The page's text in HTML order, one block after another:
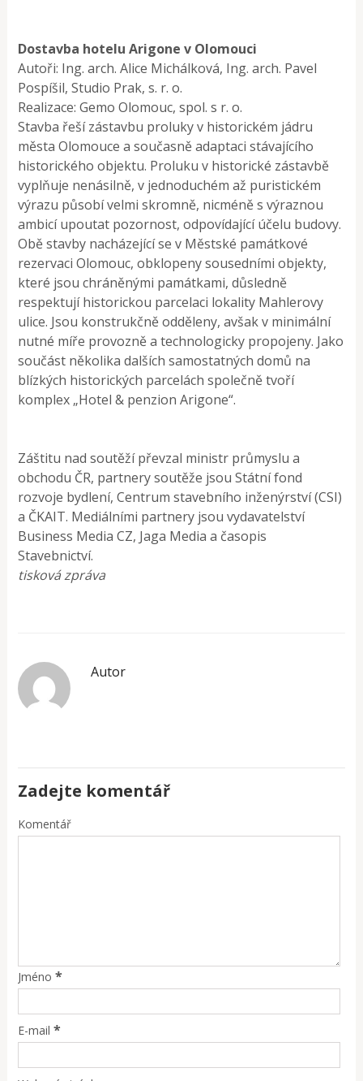
Dostavba hotelu Arigone v Olomouci
Autoři: Ing. arch. Alice Michálková, Ing. arch. Pavel
Pospíšil, Studio Prak, s. r. o.
Realizace: Gemo Olomouc, spol. s r. o.
Stavba řeší zástavbu proluky v historickém jádru
města Olomouce a současně adaptaci stávajícího
historického objektu. Proluku v historické zástavbě
vyplňuje nenásilně, v jednoduchém až puristickém
výrazu působí velmi skromně, nicméně s výraznou
ambicí upoutat pozornost, odpovídající účelu budovy.
Obě stavby nacházející se v Městské památkové
rezervaci Olomouc, obklopeny sousedními objekty,
které jsou chráněnými památkami, důsledně
respektují historickou parcelaci lokality Mahlerovy
ulice. Jsou konstrukčně odděleny, avšak v minimální
nutné míře provozně a technologicky propojeny. Jako
součást několika dalších samostatných domů na
blízkých historických parcelách společně tvoří
komplex „Hotel & penzion Arigone“.
Záštitu nad soutěží převzal ministr průmyslu a
obchodu ČR, partnery soutěže jsou Státní fond
rozvoje bydlení, Centrum stavebního inženýrství (CSI)
a ČKAIT. Mediálními partnery jsou vydavatelství
Business Media CZ, Jaga Media a časopis
Stavebnictví.
tisková zpráva
Autor
Zadejte komentář
Komentář
Jméno *
E-mail *